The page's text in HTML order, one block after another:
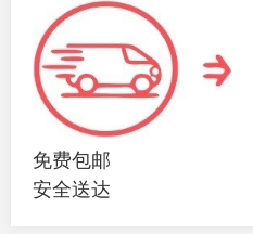
免费包邮
安全送达